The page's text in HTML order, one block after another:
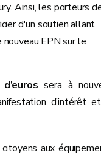
Ainsi, les porteurs
d'un soutien allant
EPN sur le
sera à
d’intérêt
aux